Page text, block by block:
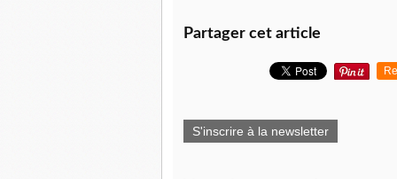
Partager cet article
S'inscrire à la newsletter